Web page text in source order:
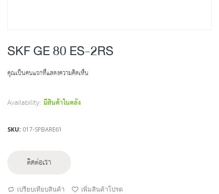
to
the
SKF GE 80 ES-2RS
คุณเป็นคนแรกที่แสดงความคิดเห็น
Availability: มีสินค้าในคลัง
SKU 017-SPBARE61
ติดต่อเรา
เปรียบเทียบสินค้า เพิ่มสินค้าโปรด